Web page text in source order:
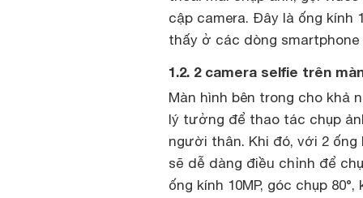
cập camera. Đây là ống kính
thấy ở các dòng
1.2. 2 camera selfie trên
Màn hình bên trong cho khả
lý tưởng để thao tác chụp
người thân. Khi đó, với 2
sẽ dễ dàng điều chỉnh để
ống kính 10MP, góc chụp